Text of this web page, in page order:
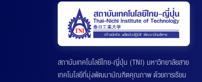
สถาบันเทคโนโลยีไทย-ญี่ปุ่น (TNI) มหาวิทยาลัยสาย
เทคโนโลยีที่มุ่งพัฒนาบัณฑิตคุณภาพ ด้วยการเรียน